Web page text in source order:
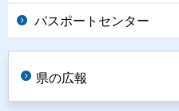
パスポートセンター
県の広報